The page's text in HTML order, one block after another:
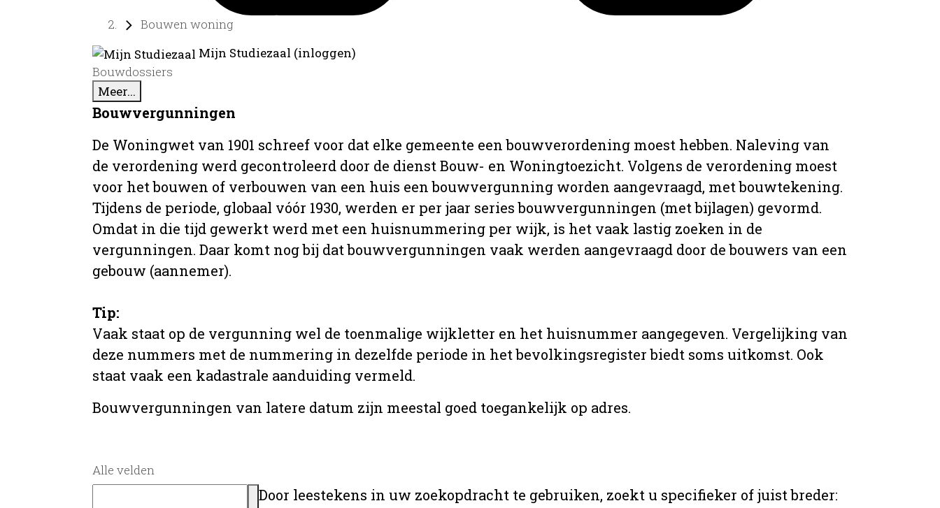
Bouwen woning
Mijn Studiezaal (inloggen)
Bouwdossiers
Meer...
Bouwvergunningen
De Woningwet van 1901 schreef voor dat elke gemeente een bouwverordening moest hebben. Naleving van
de verordening werd gecontroleerd door de dienst Bouw- en Woningtoezicht. Volgens de verordening moest
voor het bouwen of verbouwen van een huis een bouwvergunning worden aangevraagd, met bouwtekening.
Tijdens de periode, globaal vóór 1930, werden er per jaar series bouwvergunningen (met bijlagen) gevormd.
Omdat in die tijd gewerkt werd met een huisnummering per wijk, is het vaak lastig zoeken in de
vergunningen. Daar komt nog bij dat bouwvergunningen vaak werden aangevraagd door de bouwers van een
gebouw (aannemer).
Tip:
Vaak staat op de vergunning wel de toenmalige wijkletter en het huisnummer aangegeven. Vergelijking van
deze nummers met de nummering in dezelfde periode in het bevolkingsregister biedt soms uitkomst. Ook
staat vaak een kadastrale aanduiding vermeld.
Bouwvergunningen van latere datum zijn meestal goed toegankelijk op adres.
Alle velden
Door leestekens in uw zoekopdracht te gebruiken, zoekt u specifieker of juist breder: